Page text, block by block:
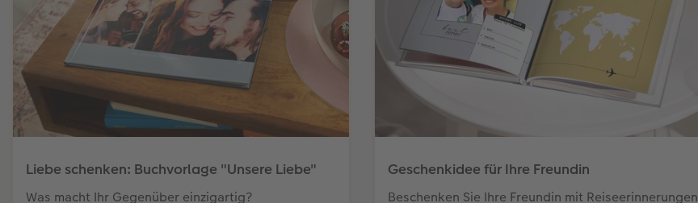
Liebe schenken: Buchvorlage "Unsere Liebe"
Was macht Ihr Gegenüber einzigartig?
Geschenkidee für Ihre Freundin
Beschenken Sie Ihre Freundin mit Reiseerinnerungen